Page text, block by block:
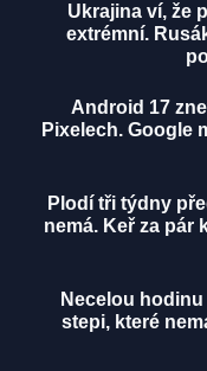
Ukrajina ví, že
extrémní.
Android 17
Pixelech. Google
Plodí tři týdny
nemá. Keř za pár
Necelou
stepi, které